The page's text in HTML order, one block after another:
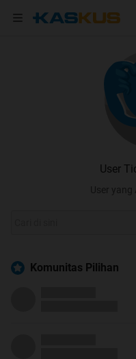
User
User yang
Komunitas Pilihan